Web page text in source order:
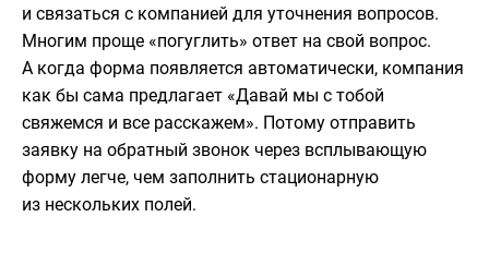
и связаться с компанией для уточнения вопросов.
Многим проще «погуглить» ответ на свой вопрос.
А когда форма появляется автоматически, компания
как бы сама предлагает «Давай мы с тобой
свяжемся и все расскажем». Потому отправить
заявку на обратный звонок через всплывающую
форму легче, чем заполнить стационарную
из нескольких полей.